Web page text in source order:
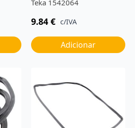
Teka 1542064
9.84 € c/IVA
Adicionar